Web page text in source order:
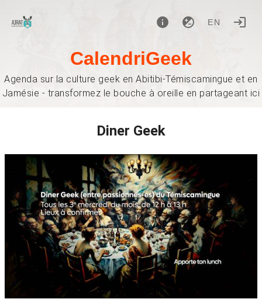
EN
CalendriGeek
Agenda sur la culture geek en Abitibi-Témiscamingue et en
Jamésie - transformez le bouche à oreille en partageant ici
Diner Geek